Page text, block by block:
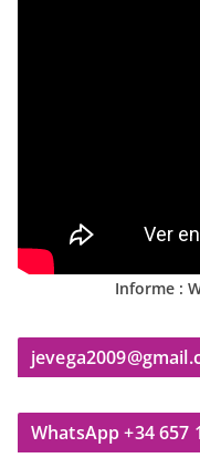
Informe :
WhatsApp +34 657